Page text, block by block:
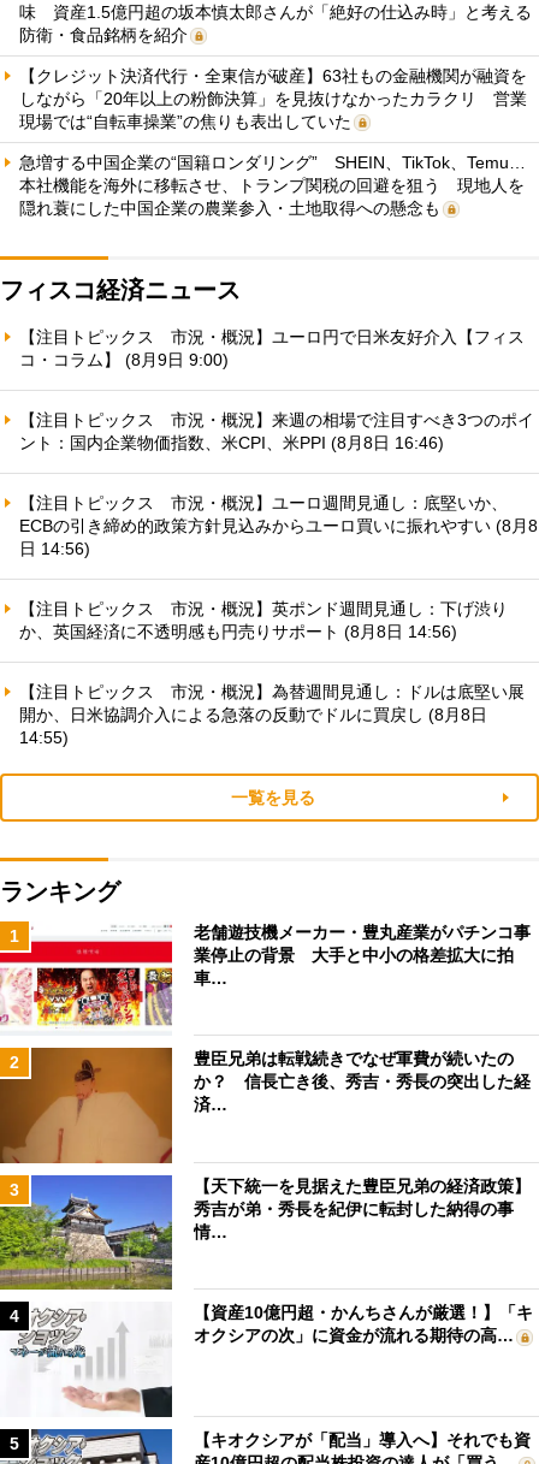
味 資産1.5億円超の坂本慎太郎さんが「絶好の仕込み時」と考える
防衛・食品銘柄を紹介
【クレジット決済代行・全東信が破産】63社もの金融機関が融資を
しながら「20年以上の粉飾決算」を見抜けなかったカラクリ 営業
現場では“自転車操業”の焦りも表出していた
急増する中国企業の“国籍ロンダリング” SHEIN、TikTok、Temu…
本社機能を海外に移転させ、トランプ関税の回避を狙う 現地人を
隠れ蓑にした中国企業の農業参入・土地取得への懸念も
フィスコ経済ニュース
【注目トピックス 市況・概況】ユーロ円で日米友好介入【フィス
コ・コラム】 (8月9日 9:00)
【注目トピックス 市況・概況】来週の相場で注目すべき3つのポイ
ント：国内企業物価指数、米CPI、米PPI (8月8日 16:46)
【注目トピックス 市況・概況】ユーロ週間見通し：底堅いか、
ECBの引き締め的政策方針見込みからユーロ買いに振れやすい (8月8
日 14:56)
【注目トピックス 市況・概況】英ポンド週間見通し：下げ渋り
か、英国経済に不透明感も円売りサポート (8月8日 14:56)
【注目トピックス 市況・概況】為替週間見通し：ドルは底堅い展
開か、日米協調介入による急落の反動でドルに買戻し (8月8日
14:55)
一覧を見る
ランキング
1
老舗遊技機メーカー・豊丸産業がパチンコ事
業停止の背景 大手と中小の格差拡大に拍
車…
2
豊臣兄弟は転戦続きでなぜ軍費が続いたの
か？ 信長亡き後、秀吉・秀長の突出した経
済…
3
【天下統一を見据えた豊臣兄弟の経済政策】
秀吉が弟・秀長を紀伊に転封した納得の事
情…
4
【資産10億円超・かんちさんが厳選！】「キ
オクシアの次」に資金が流れる期待の高…
5
【キオクシアが「配当」導入へ】それでも資